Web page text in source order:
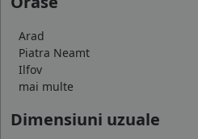
Arad
Piatra Neamt
Ilfov
mai multe
Dimensiuni uzuale